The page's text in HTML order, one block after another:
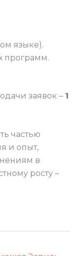
языке).
программ.
заявок – 1
частью
и опыт,
в
росту –